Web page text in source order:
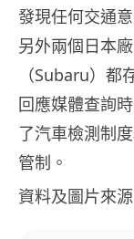
發現任何交通
另外兩個日本
（Subaru）
回應媒體查詢
了汽車檢測制
管制。
資料及圖片來源